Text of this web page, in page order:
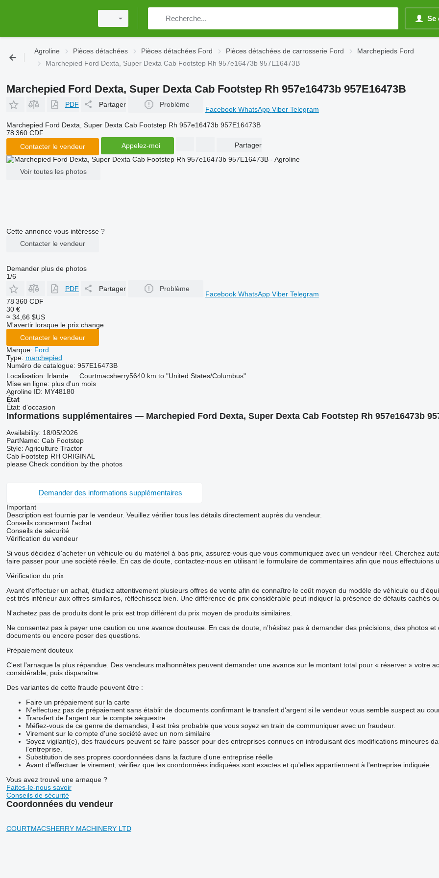
Se
Agroline Pièces détachées Pièces détachées Ford Pièces détachées de carrosserie Ford
Marchepieds Ford
Marchepied Ford Dexta, Super Dexta Cab Footstep Rh 957e16473b 957E16473B
Marchepied Ford Dexta, Super Dexta Cab Footstep Rh 957e16473b 957E16473B
PDF Partager Problème
Facebook WhatsApp Viber Telegram
Marchepied Ford Dexta, Super Dexta Cab Footstep Rh 957e16473b 957E16473B
78 360 CDF
Contacter le vendeur
Appelez-moi Partager
Voir toutes les photos
Cette annonce vous intéresse ?
Contacter le vendeur
Demander plus de photos
1/6
PDF
Partager Problème
Facebook WhatsApp Viber Telegram
78 360 CDF
30 €
≈ 34,66 $US
M'avertir lorsque le prix change
Contacter le vendeur
Marque: Ford
Type: marchepied
Numéro de catalogue: 957E16473B
Localisation: Irlande Courtmacsherry5640 km to "United States/Columbus"
Mise en ligne: plus d'un mois
Agroline ID: MY48180
État
État: d'occasion
Informations supplémentaires — Marchepied Ford Dexta, Super Dexta Cab Footstep Rh 957e16473b
Availability: 18/05/2026
PartName: Cab Footstep
Style: Agriculture Tractor
Cab Footstep RH ORIGINAL
please Check condition by the photos
Demander des informations supplémentaires
Important
Description est fournie par le vendeur. Veuillez vérifier tous les détails directement auprès du vendeur.
Conseils concernant l'achat
Conseils de sécurité
Vérification du vendeur
Si vous décidez d'acheter un véhicule ou du matériel à bas prix, assurez-vous que vous communiquez avec un vendeur réel. Cherchez
faire passer pour une société réelle. En cas de doute, contactez-nous en utilisant le formulaire de commentaires afin que nous effectuions
Vérification du prix
Avant d'effectuer un achat, étudiez attentivement plusieurs offres de vente afin de connaître le coût moyen du modèle de véhicule ou
est très inférieur aux offres similaires, réfléchissez bien. Une différence de prix considérable peut indiquer la présence de défauts cachés
N'achetez pas de produits dont le prix est trop différent du prix moyen de produits similaires.
Ne consentez pas à payer une caution ou une avance douteuse. En cas de doute, n’hésitez pas à demander des précisions, des photos
documents ou encore poser des questions.
Prépaiement douteux
C'est l'arnaque la plus répandue. Des vendeurs malhonnêtes peuvent demander une avance sur le montant total pour « réserver » votre
considérable, puis disparaître.
Des variantes de cette fraude peuvent être :
Faire un prépaiement sur la carte
N'effectuez pas de prépaiement sans établir de documents confirmant le transfert d'argent si le vendeur vous semble suspect au
Transfert de l'argent sur le compte séquestre
Méfiez-vous de ce genre de demandes, il est très probable que vous soyez en train de communiquer avec un fraudeur.
Virement sur le compte d'une société avec un nom similaire
Soyez vigilant(e), des fraudeurs peuvent se faire passer pour des entreprises connues en introduisant des modifications mineures
l'entreprise.
Substitution de ses propres coordonnées dans la facture d'une entreprise réelle
Avant d'effectuer le virement, vérifiez que les coordonnées indiquées sont exactes et qu'elles appartiennent à l'entreprise indiquée.
Vous avez trouvé une arnaque ?
Faites-le-nous savoir
Conseils de sécurité
Coordonnées du vendeur
COURTMACSHERRY MACHINERY LTD